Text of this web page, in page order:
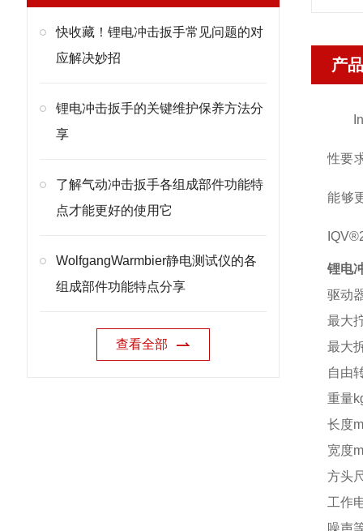
快收藏！锂电冲击扳手常见问题的对
应解决妙招
锂电冲击扳手的关键维护保养方法分
享
了解气动冲击扳手各组成部件功能特
点才能更好的使用它
WolfgangWarmbier静电测试仪的各
组成部件功能特点分享
查看全部
产
性要
能够
锂电
驱动
最大
最大
自由
重量
长度
宽度
方头
工作
噪声